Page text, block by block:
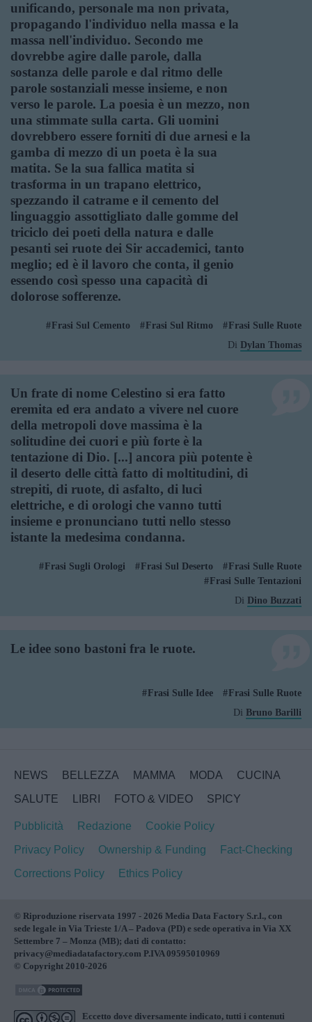
unificando, personale ma non privata,
propagando l'individuo nella massa e la
massa nell'individuo. Secondo me
dovrebbe agire dalle parole, dalla
sostanza delle parole e dal ritmo delle
parole sostanziali messe insieme, e non
verso le parole. La poesia è un mezzo, non
una stimmate sulla carta. Gli uomini
dovrebbero essere forniti di due arnesi e la
gamba di mezzo di un poeta è la sua
matita. Se la sua fallica matita si
trasforma in un trapano elettrico,
spezzando il catrame e il cemento del
linguaggio assottigliato dalle gomme del
triciclo dei poeti della natura e dalle
pesanti sei ruote dei Sir accademici, tanto
meglio; ed è il lavoro che conta, il genio
essendo così spesso una capacità di
dolorose sofferenze.
Frasi Sul Cemento Frasi Sul Ritmo
Frasi Sulle Ruote
Di Dylan Thomas
Un frate di nome Celestino si era fatto
eremita ed era andato a vivere nel cuore
della metropoli dove massima è la
solitudine dei cuori e più forte è la
tentazione di Dio. [...] ancora più potente è
il deserto delle città fatto di moltitudini, di
strepiti, di ruote, di asfalto, di luci
elettriche, e di orologi che vanno tutti
insieme e pronunciano tutti nello stesso
istante la medesima condanna.
Frasi Sugli Orologi Frasi Sul Deserto
Frasi Sulle Ruote
Frasi Sulle Tentazioni
Di Dino Buzzati
Le idee sono bastoni fra le ruote.
Frasi Sulle Idee
Frasi Sulle Ruote
Di Bruno Barilli
NEWS BELLEZZA MAMMA MODA
CUCINA
SALUTE
LIBRI FOTO & VIDEO SPICY
Pubblicità Redazione
Cookie Policy
Privacy Policy
Ownership & Funding
Fact-Checking
Corrections Policy
Ethics Policy
© Riproduzione riservata 1997 - 2026 Media Data Factory S.r.l., con
sede legale in Via Trieste 1/A – Padova (PD) e sede operativa in Via XX
Settembre 7 – Monza (MB); dati di contatto:
privacy@mediadatafactory.com P.IVA 09595010969
© Copyright 2010-2026
Eccetto dove diversamente indicato, tutti i contenuti